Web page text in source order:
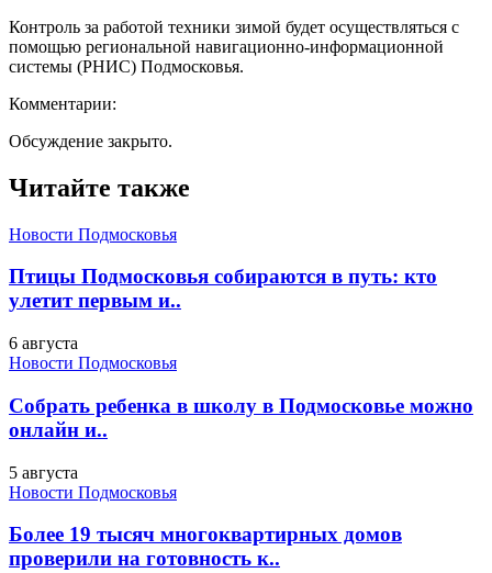
Контроль за работой техники зимой будет осуществляться с
помощью региональной навигационно-информационной
системы (РНИС) Подмосковья.
Комментарии:
Обсуждение закрыто.
Читайте также
Новости Подмосковья
Птицы Подмосковья собираются в путь: кто
улетит первым и..
6 августа
Новости Подмосковья
Собрать ребенка в школу в Подмосковье можно
онлайн и..
5 августа
Новости Подмосковья
Более 19 тысяч многоквартирных домов
проверили на готовность к..